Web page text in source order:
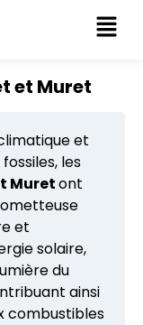
et Muret
et
les
Muretont
et
solaire,
du
ainsi
combustibles